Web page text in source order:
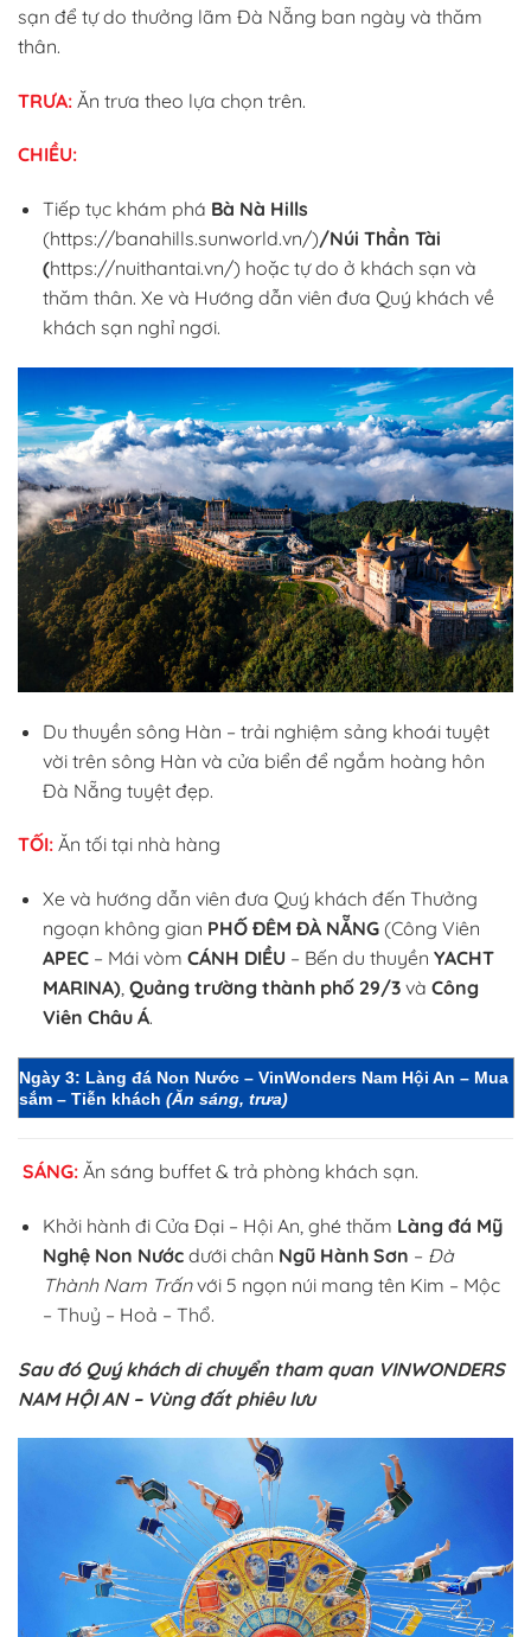
sạn để tự do thưởng lãm Đà Nẵng ban ngày và thăm
thân.
TRƯA: Ăn trưa theo lựa chọn trên.
CHIỀU:
Tiếp tục khám phá Bà Nà Hills
(https://banahills.sunworld.vn/)/Núi Thần Tài
(https://nuithantai.vn/) hoặc tự do ở khách sạn và
thăm thân. Xe và Hướng dẫn viên đưa Quý khách về
khách sạn nghỉ ngơi.
Du thuyền sông Hàn – trải nghiệm sảng khoái tuyệt
vời trên sông Hàn và cửa biển để ngắm hoàng hôn
Đà Nẵng tuyệt đẹp.
TỐI: Ăn tối tại nhà hàng
Xe và hướng dẫn viên đưa Quý khách đến Thưởng
ngoạn không gian PHỐ ĐÊM ĐÀ NẴNG (Công Viên
APEC– Mái vòm CÁNH DIỀU – Bến du thuyền YACHT
MARINA), Quảng trường thành phố 29/3 và Công
Viên Châu Á.
Ngày 3: Làng đá Non Nước – VinWonders Nam Hội An – Mua
sắm – Tiễn khách (Ăn sáng, trưa)
SÁNG: Ăn sáng buffet & trả phòng khách sạn.
Khởi hành đi Cửa Đại – Hội An, ghé thăm Làng đá Mỹ
Nghệ Non Nướcdưới chân Ngũ Hành Sơn – Đà
Thành Nam Trấnvới 5 ngọn núi mang tên Kim – Mộc
– Thuỷ – Hoả – Thổ.
Sau đó Quý khách di chuyển tham quan VINWONDERS
NAM HỘI AN – Vùng đất phiêu lưu